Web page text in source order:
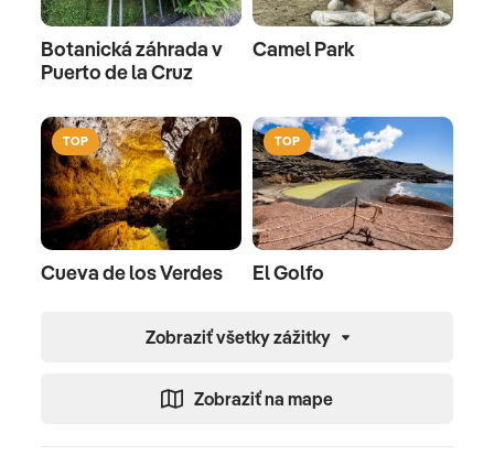
Botanická záhrada v
Puerto de la Cruz
Camel Park
TOP
Cueva de los Verdes
TOP
El Golfo
Zobraziť všetky zážitky
Zobraziť na mape